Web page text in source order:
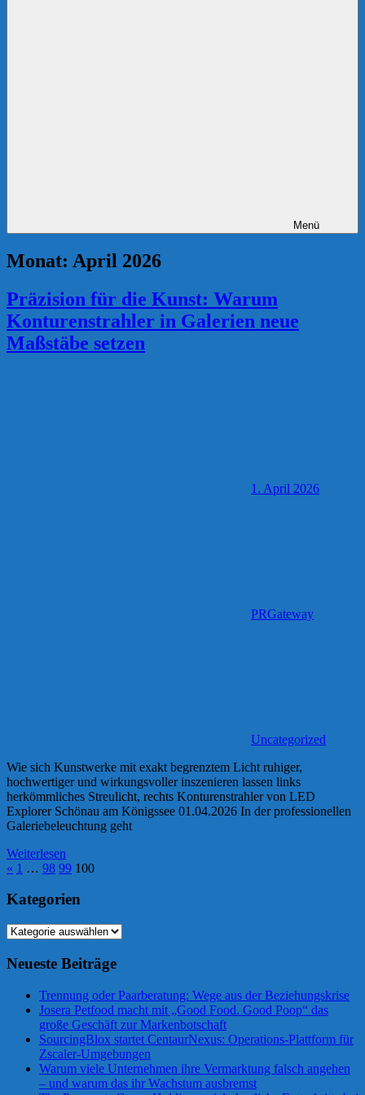
Menü
Monat: April 2026
Präzision für die Kunst: Warum
Konturenstrahler in Galerien neue
Maßstäbe setzen
1. April 2026
PRGateway
Uncategorized
Wie sich Kunstwerke mit exakt begrenztem Licht ruhiger,
hochwertiger und wirkungsvoller inszenieren lassen links
herkömmliches Streulicht, rechts Konturenstrahler von LED
Explorer Schönau am Königssee 01.04.2026 In der professionellen
Galeriebeleuchtung geht
Weiterlesen
Seitennummerierung
der
Beiträge
« Vorherige
1 … 98 99 100
Kategorien
Kategorien
Neueste Beiträge
Trennung oder Paarberatung: Wege aus der Beziehungskrise
Josera Petfood macht mit „Good Food. Good Poop“ das
große Geschäft zur Markenbotschaft
SourcingBlox startet CentaurNexus: Operations-Plattform für
Zscaler-Umgebungen
Warum viele Unternehmen ihre Vermarktung falsch angehen
– und warum das ihr Wachstum ausbremst